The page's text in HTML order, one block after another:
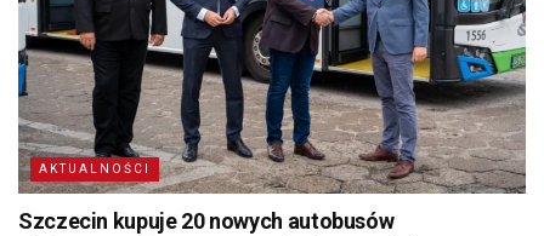
AKTUALNOŚCI
Szczecin kupuje 20 nowych autobusów